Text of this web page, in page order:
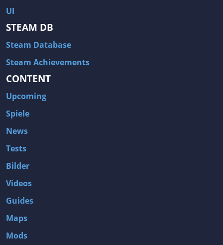
UI
STEAM DB
Steam Database
Steam Achievements
CONTENT
Upcoming
Spiele
News
Tests
Bilder
Videos
Guides
Maps
Mods